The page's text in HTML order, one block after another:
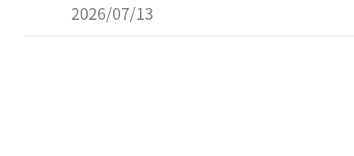
2026/07/13